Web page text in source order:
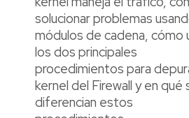
solucionar problemas
módulos de cadena, cómo
los dos principales
procedimientos para
kernel del Firewall y en qué
diferencian estos